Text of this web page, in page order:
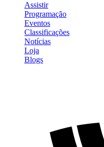
Assistir
Programação
Eventos
Classificações
Notícias
Loja
Blogs